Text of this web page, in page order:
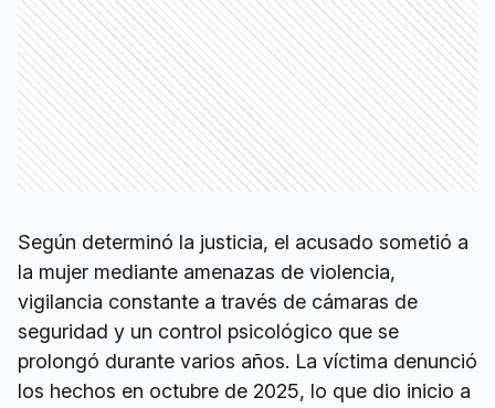
Según determinó la justicia, el acusado sometió a
la mujer mediante amenazas de violencia,
vigilancia constante a través de cámaras de
seguridad y un control psicológico que se
prolongó durante varios años. La víctima denunció
los hechos en octubre de 2025, lo que dio inicio a